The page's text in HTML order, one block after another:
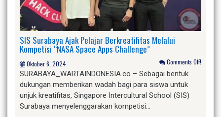
SIS Surabaya Ajak Pelajar Berkreatifitas Melalui
Kompetisi “NASA Space Apps Challenge”
Oktober 6, 2024 Comments Off!
SURABAYA_WARTAINDONESIA.co – Sebagai bentuk
dukungan memberikan wadah bagi para siswa untuk
unjuk kreatifitas, Singapore Intercultural School (SIS)
Surabaya menyelenggarakan kompetisi…